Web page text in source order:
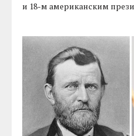
и 18-м американским